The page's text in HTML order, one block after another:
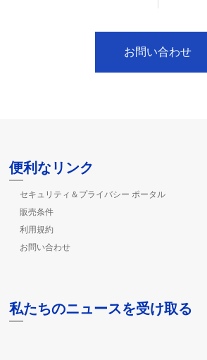
お問い合わせ
便利なリンク
セキュリティ＆プライバシー ポータル
販売条件
利用規約
お問い合わせ
私たちのニュースを受け取る